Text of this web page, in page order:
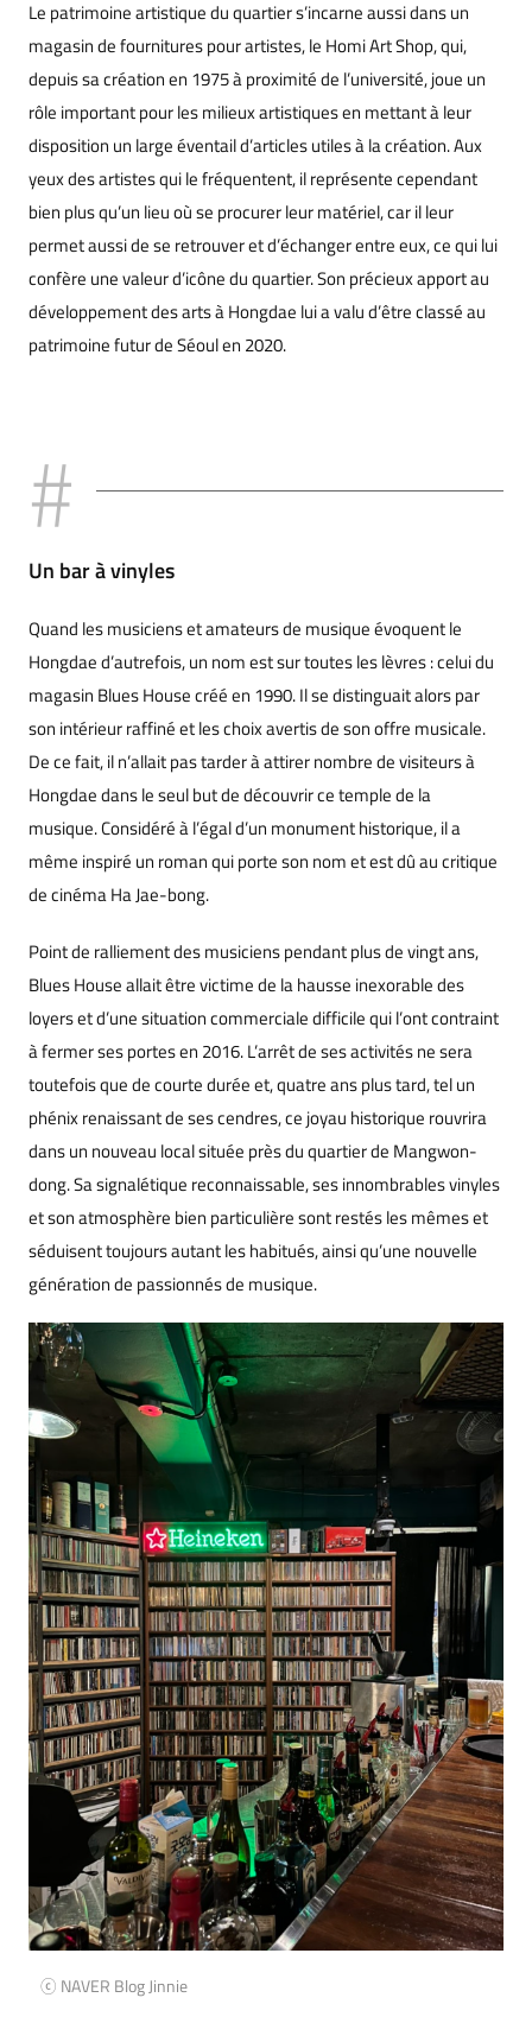
Le patrimoine artistique du quartier s’incarne aussi dans un
magasin de fournitures pour artistes, le Homi Art Shop, qui,
depuis sa création en 1975 à proximité de l’université, joue un
rôle important pour les milieux artistiques en mettant à leur
disposition un large éventail d’articles utiles à la création. Aux
yeux des artistes qui le fréquentent, il représente cependant
bien plus qu’un lieu où se procurer leur matériel, car il leur
permet aussi de se retrouver et d’échanger entre eux, ce qui lui
confère une valeur d’icône du quartier. Son précieux apport au
développement des arts à Hongdae lui a valu d’être classé au
patrimoine futur de Séoul en 2020.
Un bar à vinyles
Quand les musiciens et amateurs de musique évoquent le
Hongdae d’autrefois, un nom est sur toutes les lèvres : celui du
magasin Blues House créé en 1990. Il se distinguait alors par
son intérieur raffiné et les choix avertis de son offre musicale.
De ce fait, il n’allait pas tarder à attirer nombre de visiteurs à
Hongdae dans le seul but de découvrir ce temple de la
musique. Considéré à l’égal d’un monument historique, il a
même inspiré un roman qui porte son nom et est dû au critique
de cinéma Ha Jae-bong.
Point de ralliement des musiciens pendant plus de vingt ans,
Blues House allait être victime de la hausse inexorable des
loyers et d’une situation commerciale difficile qui l’ont contraint
à fermer ses portes en 2016. L’arrêt de ses activités ne sera
toutefois que de courte durée et, quatre ans plus tard, tel un
phénix renaissant de ses cendres, ce joyau historique rouvrira
dans un nouveau local située près du quartier de Mangwon-
dong. Sa signalétique reconnaissable, ses innombrables vinyles
et son atmosphère bien particulière sont restés les mêmes et
séduisent toujours autant les habitués, ainsi qu’une nouvelle
génération de passionnés de musique.
ⓒ NAVER Blog Jinnie